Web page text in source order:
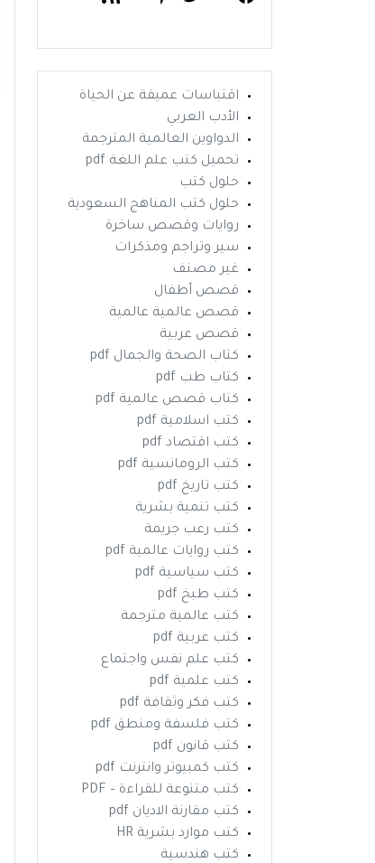
اقتباسات عميقة عن الحياة
الأدب العربي
الدواوين العالمية المترجمة
تحميل كتب علم اللغة pdf
حلول كتب
حلول كتب المناهج السعودية
روايات وقصص ساخرة
سير وتراجم ومذكرات
غير مصنف
قصص أطفال
قصص عالمية عالمية
قصص عربية
كتاب الصحة والجمال pdf
كتاب طب pdf
كتاب قصص عالمية pdf
كتب اسلامية pdf
كتب اقتصاد pdf
كتب الرومانسية pdf
كتب تاريخ pdf
كتب تنمية بشرية
كتب رعب جريمة
كتب روايات عالمية pdf
كتب سياسية pdf
كتب طبخ pdf
كتب عالمية مترجمة
كتب عربية pdf
كتب علم نفس واجتماع
كتب علمية pdf
كتب فكر وثقافة pdf
كتب فلسفة ومنطق pdf
كتب قانون pdf
كتب كمبيوتر وانترنت pdf
كتب متنوعة للقراءة – PDF
كتب مقارنة الاديان pdf
كتب موارد بشرية HR
كتب هندسية